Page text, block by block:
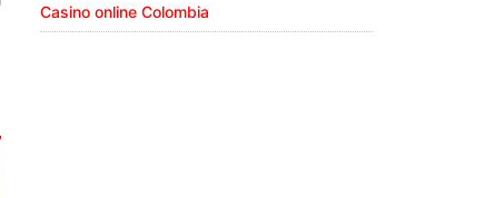
Casino online Colombia